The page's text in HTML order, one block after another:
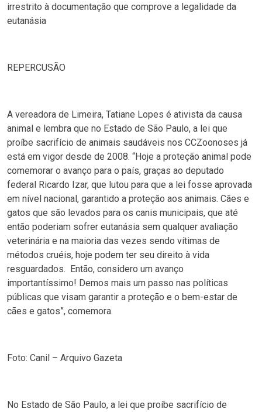
irrestrito à documentação que comprove a legalidade da
eutanásia
REPERCUSÃO
A vereadora de Limeira, Tatiane Lopes é ativista da causa
animal e lembra que no Estado de São Paulo, a lei que
proíbe sacrifício de animais saudáveis nos CCZoonoses já
está em vigor desde de 2008. “Hoje a proteção animal pode
comemorar o avanço para o país, graças ao deputado
federal Ricardo Izar, que lutou para que a lei fosse aprovada
em nível nacional, garantido a proteção aos animais. Cães e
gatos que são levados para os canis municipais, que até
então poderiam sofrer eutanásia sem qualquer avaliação
veterinária e na maioria das vezes sendo vítimas de
métodos cruéis, hoje podem ter seu direito à vida
resguardados. Então, considero um avanço
importantíssimo! Demos mais um passo nas políticas
públicas que visam garantir a proteção e o bem-estar de
cães e gatos”, comemora.
Foto: Canil – Arquivo Gazeta
No Estado de São Paulo, a lei que proíbe sacrifício de